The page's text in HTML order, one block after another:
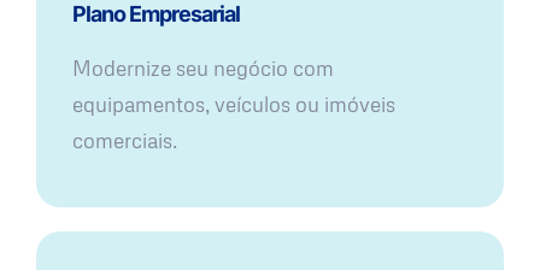
Plano Empresarial
Modernize seu negócio com
equipamentos, veículos ou imóveis
comerciais.